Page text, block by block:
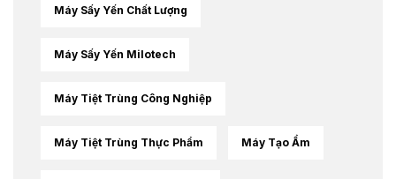
Máy Sấy Yến Chất Lượng
Máy Sấy Yến Milotech
Máy Tiệt Trùng Công Nghiệp
Máy Tiệt Trùng Thực Phẩm Máy Tạo Ẩm